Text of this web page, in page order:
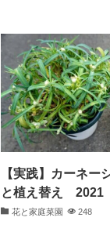
【実践】カーネー
と植え替え 2021
花と家庭菜園 248